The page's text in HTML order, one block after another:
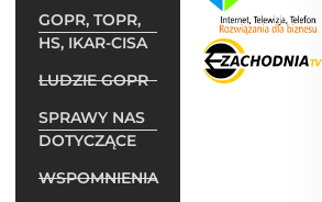
GOPR, TOPR,
HS, IKAR-CISA
LUDZIE GOPR
SPRAWY NAS
DOTYCZĄCE
WSPOMNIENIA